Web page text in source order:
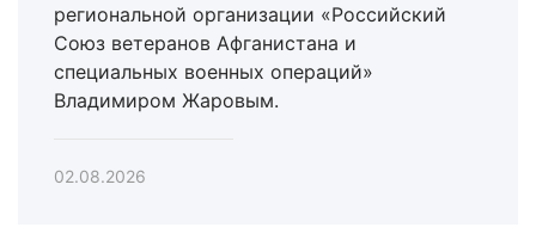
региональной организации «Российский
Союз ветеранов Афганистана и
специальных военных операций»
Владимиром Жаровым.
02.08.2026